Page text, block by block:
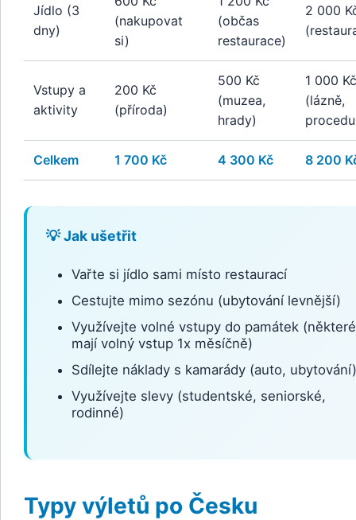
Jídlo (3
dny)
(nakupovat
si)
(občas
restaurace)
2 000
Vstupy a
aktivity
200 Kč
(příroda)
500 Kč
(muzea,
hrady)
1 000 Kč
(lázně,
Celkem 1 700 Kč 4 300 Kč 8 200
💡 Jak ušetřit
Vařte si jídlo sami místo restaurací
Cestujte mimo sezónu (ubytování levnější)
Využívejte volné vstupy do památek (některé
mají volný vstup 1x měsíčně)
Sdílejte náklady s kamarády (auto, ubytování)
Využívejte slevy (studentské, seniorské,
rodinné)
Typy výletů po Česku